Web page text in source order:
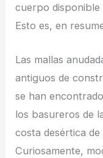
cuerpo
Esto es, en
Las mallas
antiguos de
se han
los basureros de
costa desértica
Curiosamente,